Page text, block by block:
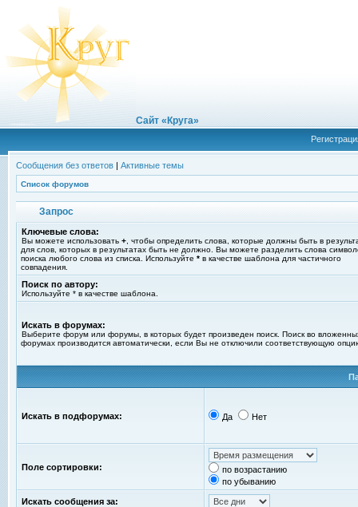
Сайт «Круга»
Сообщения без ответов | Активные темы
Список форумов
Запрос
Ключевые слова:
Вы можете использовать + , чтобы определить слова, которые должны быть в
для слов, которых в результатах быть не должно. Вы можете разделить слова
поиска любого слова из списка. Используйте * в качестве шаблона для частичного
совпадения.
Поиск по автору:
Используйте * в качестве шаблона.
Искать в форумах:
Выберите форум или форумы, в которых будет произведен поиск. Поиск во
форумах производится автоматически, если Вы не отключили соответствующую
Искать в подфорумах: Да Нет
Поле сортировки:
по возрастанию
по убыванию
Искать сообщения за: